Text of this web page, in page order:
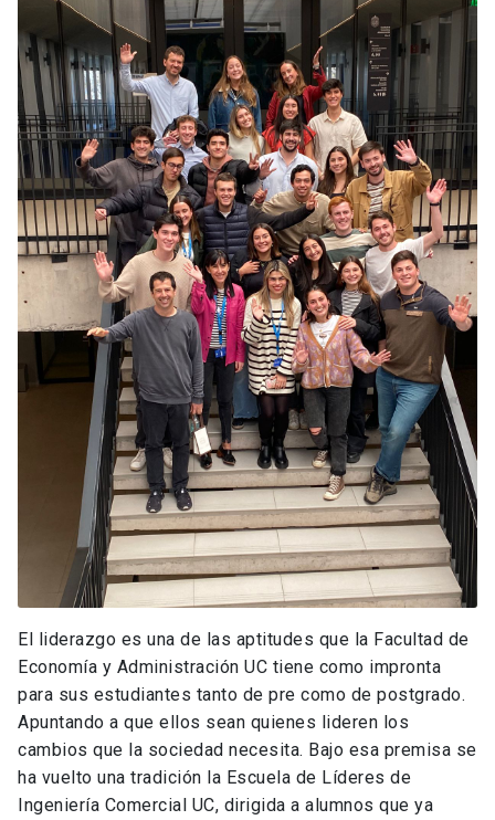
El liderazgo es una de las aptitudes que la Facultad de
Economía y Administración UC tiene como impronta
para sus estudiantes tanto de pre como de postgrado.
Apuntando a que ellos sean quienes lideren los
cambios que la sociedad necesita. Bajo esa premisa se
ha vuelto una tradición la Escuela de Líderes de
Ingeniería Comercial UC, dirigida a alumnos que ya